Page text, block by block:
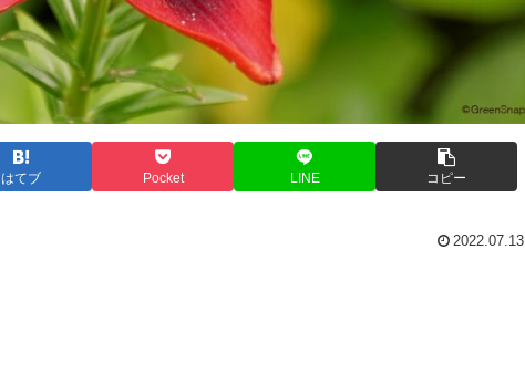
はてブ Pocket LINE コピー
2022.07.13